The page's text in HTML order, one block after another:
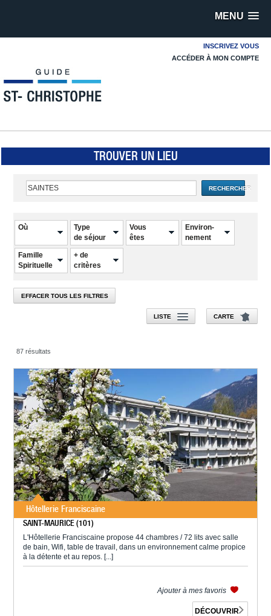
MENU
INSCRIVEZ VOUS
ACCÉDER À MON COMPTE
TROUVER UN LIEU
RECHERCHER
Où
Type
de séjour
Vous
êtes
Environ-
nement
Famille
Spirituelle
+ de
critères
EFFACER TOUS LES FILTRES
LISTE CARTE
87 résultats
Hôtellerie Franciscaine
SAINT-MAURICE (101)
L'Hôtellerie Franciscaine propose 44 chambres / 72 lits avec salle
de bain, Wifi, table de travail, dans un environnement calme propice
à la détente et au repos. [...]
Ajouter à mes favoris
DÉCOUVRIR